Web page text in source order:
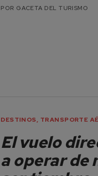
POR GACETA DEL TURISMO
DESTINOS, TRANSPORTE
El vuelo
a operar de